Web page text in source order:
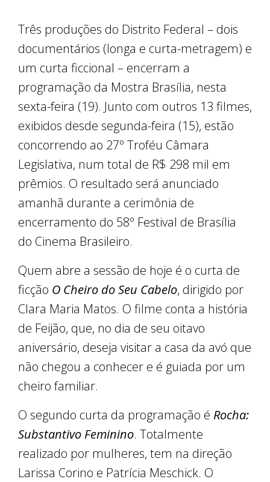
Três produções do Distrito Federal – dois
documentários (longa e curta-metragem) e
um curta ficcional – encerram a
programação da Mostra Brasília, nesta
sexta-feira (19). Junto com outros 13 filmes,
exibidos desde segunda-feira (15), estão
concorrendo ao 27º Troféu Câmara
Legislativa, num total de R$ 298 mil em
prêmios. O resultado será anunciado
amanhã durante a cerimônia de
encerramento do 58º Festival de Brasília
do Cinema Brasileiro.
Quem abre a sessão de hoje é o curta de
ficção O Cheiro do Seu Cabelo, dirigido por
Clara Maria Matos. O filme conta a história
de Feijão, que, no dia de seu oitavo
aniversário, deseja visitar a casa da avó que
não chegou a conhecer e é guiada por um
cheiro familiar.
O segundo curta da programação é Rocha:
Substantivo Feminino. Totalmente
realizado por mulheres, tem na direção
Larissa Corino e Patrícia Meschick. O